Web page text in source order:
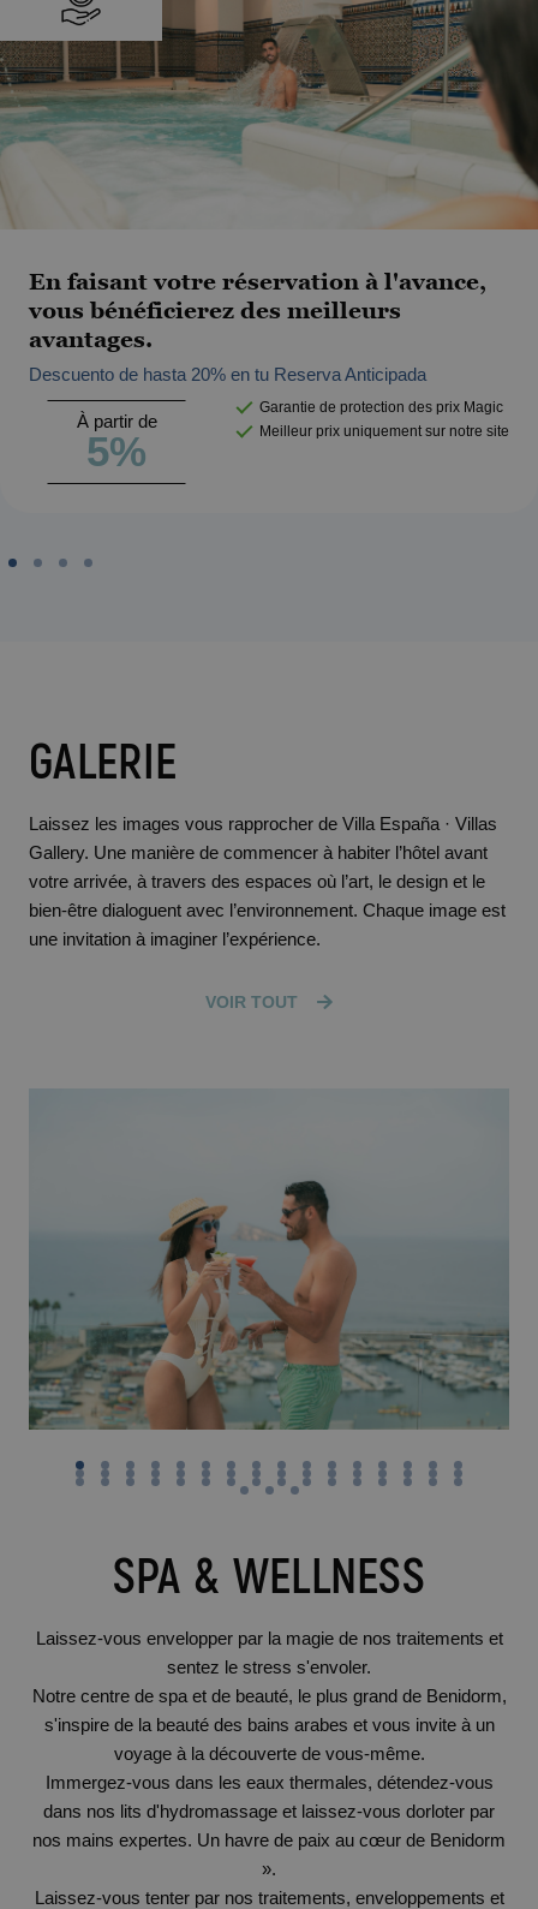
En faisant votre réservation à l'avance,
vous bénéficierez des meilleurs
avantages.
Descuento de hasta 20% en tu Reserva Anticipada
À partir de
5%
Garantie de protection des prix Magic
Meilleur prix uniquement sur notre site
GALERIE
Laissez les images vous rapprocher de Villa España · Villas
Gallery. Une manière de commencer à habiter l’hôtel avant
votre arrivée, à travers des espaces où l’art, le design et le
bien-être dialoguent avec l’environnement. Chaque image est
une invitation à imaginer l’expérience.
VOIR TOUT
SPA & WELLNESS
Laissez-vous envelopper par la magie de nos traitements et
sentez le stress s'envoler.
Notre centre de spa et de beauté, le plus grand de Benidorm,
s'inspire de la beauté des bains arabes et vous invite à un
voyage à la découverte de vous-même.
Immergez-vous dans les eaux thermales, détendez-vous
dans nos lits d'hydromassage et laissez-vous dorloter par
nos mains expertes. Un havre de paix au cœur de Benidorm
».
Laissez-vous tenter par nos traitements, enveloppements et